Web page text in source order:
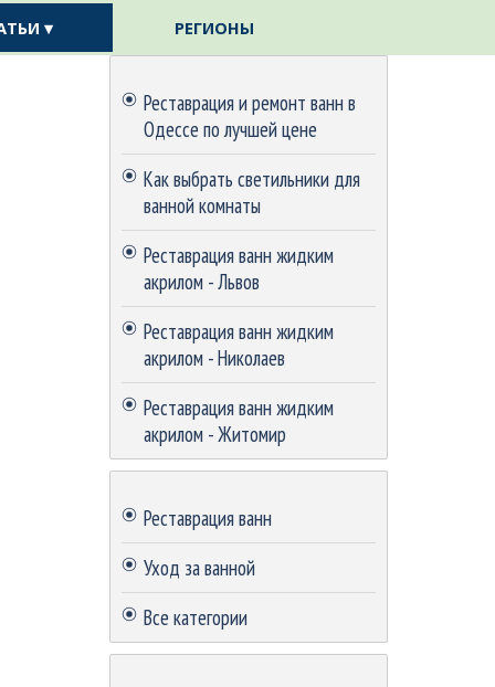
▾ ▼
РЕГИОНЫ
Реставрация и ремонт ванн в
Одессе по лучшей цене
Как выбрать светильники для
ванной комнаты
Реставрация ванн жидким
акрилом - Львов
Реставрация ванн жидким
акрилом - Николаев
Реставрация ванн жидким
акрилом - Житомир
Реставрация ванн
Уход за ванной
Все категории